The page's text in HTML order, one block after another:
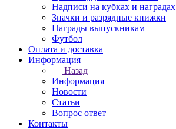
Надписи на кубках и наградах
Значки и разрядные книжки
Награды выпускникам
Футбол
Оплата и доставка
Информация
Назад
Информация
Новости
Статьи
Вопрос ответ
Контакты